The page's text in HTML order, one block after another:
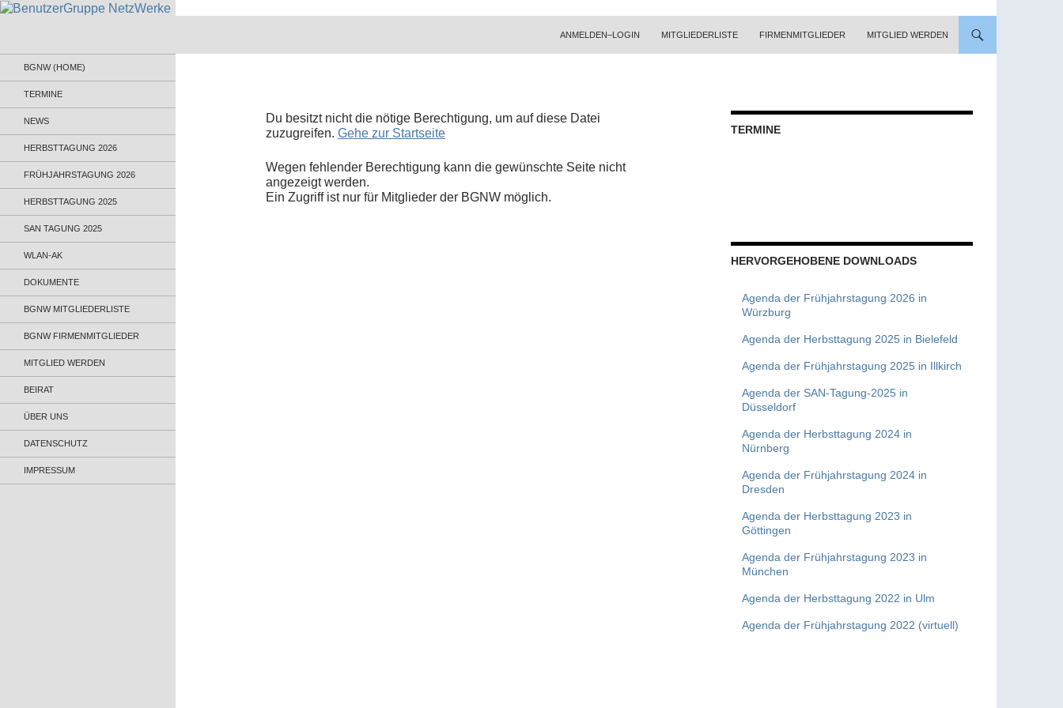
ANMELDEN–LOGIN
MITGLIEDERLISTE FIRMENMITGLIEDER MITGLIED WERDEN
Du besitzt nicht die nötige Berechtigung, um auf diese Datei
zuzugreifen. Gehe zur Startseite
Wegen fehlender Berechtigung kann die gewünschte Seite nicht
angezeigt werden.
Ein Zugriff ist nur für Mitglieder der BGNW möglich.
TERMINE
HERVORGEHOBENE DOWNLOADS
Agenda der Frühjahrstagung 2026 in
Würzburg
Agenda der Herbsttagung 2025 in Bielefeld
Agenda der Frühjahrstagung 2025 in Illkirch
Agenda der SAN-Tagung-2025 in
Düsseldorf
Agenda der Herbsttagung 2024 in
Nürnberg
Agenda der Frühjahrstagung 2024 in
Dresden
Agenda der Herbsttagung 2023 in
Göttingen
Agenda der Frühjahrstagung 2023 in
München
Agenda der Herbsttagung 2022 in Ulm
Agenda der Frühjahrstagung 2022 (virtuell)
Administratoren und Anwender
BGNW (HOME)
TERMINE
NEWS
HERBSTTAGUNG 2026
FRÜHJAHRSTAGUNG 2026
HERBSTTAGUNG 2025
SAN TAGUNG 2025
WLAN-AK
DOKUMENTE
BGNW MITGLIEDERLISTE
BGNW FIRMENMITGLIEDER
MITGLIED WERDEN
BEIRAT
ÜBER UNS
DATENSCHUTZ
IMPRESSUM